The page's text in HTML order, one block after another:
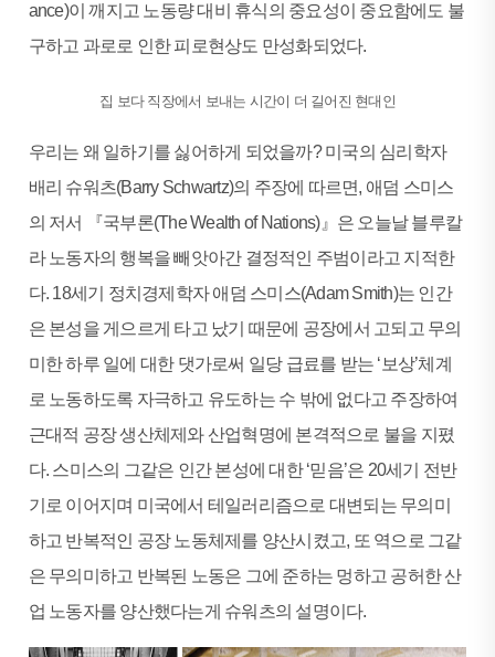
ance)이 깨지고 노동량 대비 휴식의 중요성이 중요함에도 불
구하고 과로로 인한 피로현상도 만성화되었다.
집 보다 직장에서 보내는 시간이 더 길어진 현대인
우리는 왜 일하기를 싫어하게 되었을까? 미국의 심리학자
배리 슈워츠(Barry Schwartz)의 주장에 따르면, 애덤 스미스
의 저서 『국부론(The Wealth of Nations)』은 오늘날 블루칼
라 노동자의 행복을 빼앗아간 결정적인 주범이라고 지적한
다. 18세기 정치경제학자 애덤 스미스(Adam Smith)는 인간
은 본성을 게으르게 타고 났기 때문에 공장에서 고되고 무의
미한 하루 일에 대한 댓가로써 일당 급료를 받는 ‘보상’체계
로 노동하도록 자극하고 유도하는 수 밖에 없다고 주장하여
근대적 공장 생산체제와 산업혁명에 본격적으로 불을 지폈
다. 스미스의 그같은 인간 본성에 대한 ‘믿음’은 20세기 전반
기로 이어지며 미국에서 테일러리즘으로 대변되는 무의미
하고 반복적인 공장 노동체제를 양산시켰고, 또 역으로 그같
은 무의미하고 반복된 노동은 그에 준하는 멍하고 공허한 산
업 노동자를 양산했다는게 슈워츠의 설명이다.